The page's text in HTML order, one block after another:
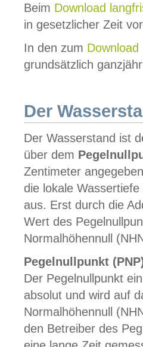
Beim Download
in gesetzlicher Zeit
In den zum Download
grundsätzlich
Der
Der Wasserstand ist
über dem
Zentimeter
die lokale
aus. Erst durch die
Wert des
Normalhöhennull
Pegelnullpunkt
Der Pegelnullpunkt
absolut und wird auf
Normalhöhennull
den Betreiber des